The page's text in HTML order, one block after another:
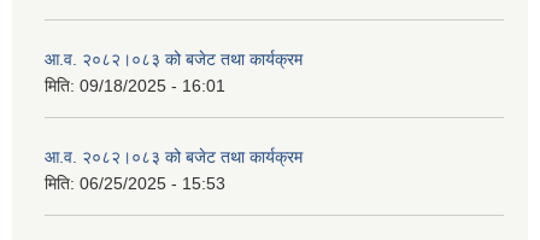
आ.व. २०८२।०८३ को बजेट तथा कार्यक्रम
मिति: 09/18/2025 - 16:01
आ.व. २०८२।०८३ को बजेट तथा कार्यक्रम
मिति: 06/25/2025 - 15:53